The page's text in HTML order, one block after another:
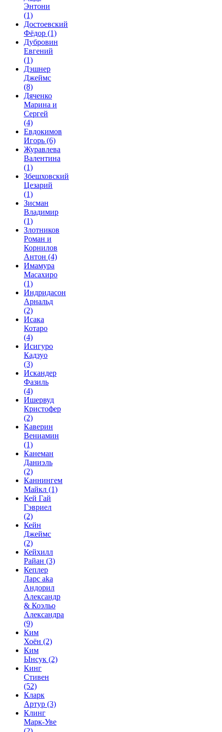
Энтони
(1)
Достоевский
Фёдор (1)
Дубровин
Евгений
(1)
Дэшнер
Джеймс
(8)
Дяченко
Марина и
Сергей
(4)
Евдокимов
Игорь (6)
Журавлева
Валентина
(1)
Збешховский
Цезарий
(1)
Зисман
Владимир
(1)
Злотников
Роман и
Корнилов
Антон (4)
Имамура
Масахиро
(1)
Индридасон
Арнальд
(2)
Исака
Котаро
(4)
Исигуро
Кадзуо
(3)
Искандер
Фазиль
(4)
Ишервуд
Кристофер
(2)
Каверин
Вениамин
(1)
Канеман
Даниэль
(2)
Каннингем
Майкл (1)
Кей Гай
Гэвриел
(2)
Кейн
Джеймс
(2)
Кейхилл
Райан (3)
Кеплер
Ларс aka
Андорил
Александр
& Коэльо
Александра
(9)
Ким
Хоён (2)
Ким
Ынсук (2)
Кинг
Стивен
(52)
Кларк
Артур (3)
Клинг
Марк-Уве